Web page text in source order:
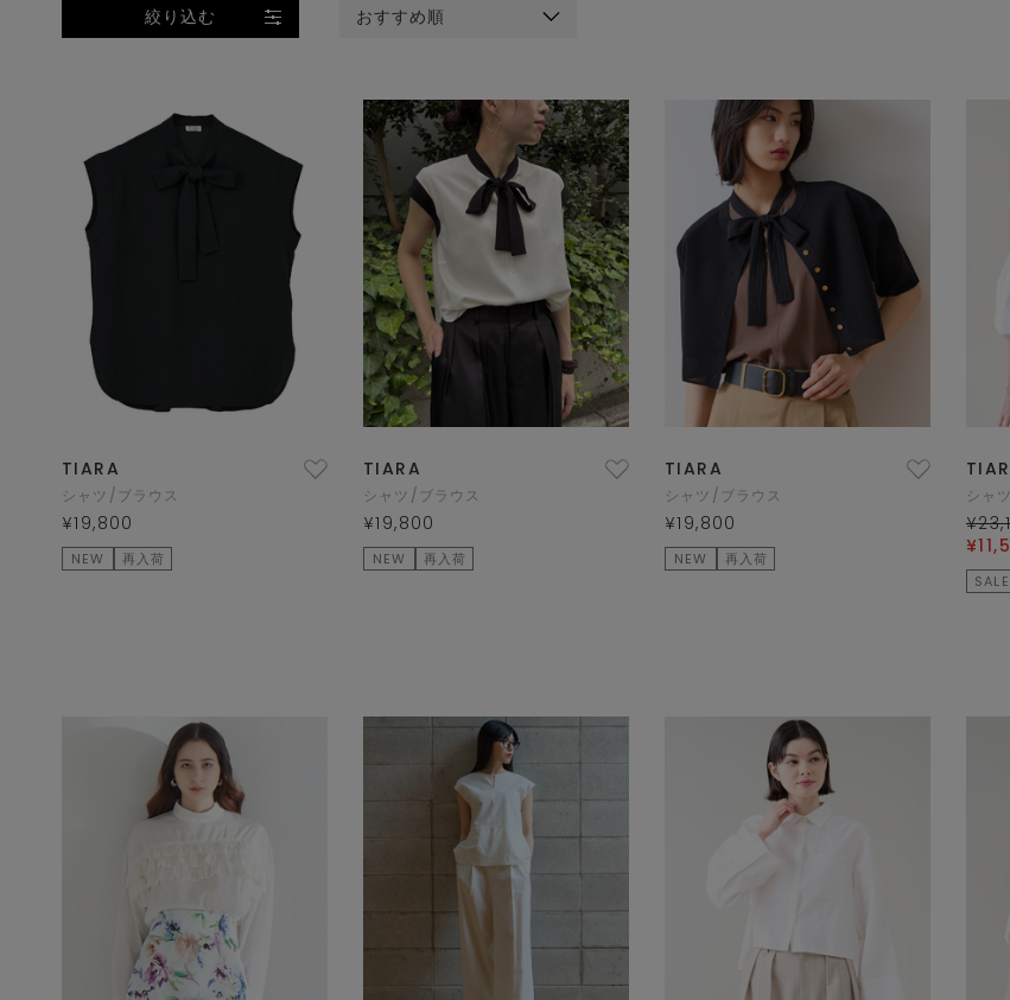
絞り込む おすすめ順
TIARA
シャツ/ブラウス
¥19,800
NEW 再入荷
TIARA
シャツ/ブラウス
¥19,800
NEW 再入荷
TIARA
シャツ/ブラウス
¥19,800
NEW 再入荷
シャ
SALE